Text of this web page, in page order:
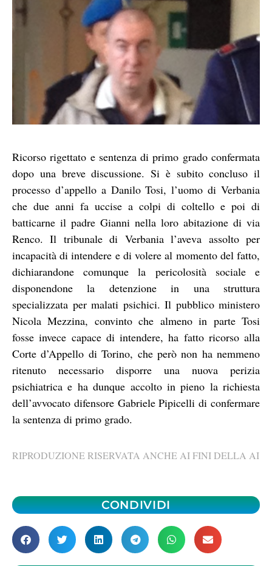
Ricorso rigettato e sentenza di primo grado confermata
dopo una breve discussione. Si è subito concluso il
processo d’appello a Danilo Tosi, l’uomo di Verbania
che due anni fa uccise a colpi di coltello e poi di
batticarne il padre Gianni nella loro abitazione di via
Renco. Il tribunale di Verbania l’aveva assolto per
incapacità di intendere e di volere al momento del fatto,
dichiarandone comunque la pericolosità sociale e
disponendone la detenzione in una struttura
specializzata per malati psichici. Il pubblico ministero
Nicola Mezzina, convinto che almeno in parte Tosi
fosse invece capace di intendere, ha fatto ricorso alla
Corte d’Appello di Torino, che però non ha nemmeno
ritenuto necessario disporre una nuova perizia
psichiatrica e ha dunque accolto in pieno la richiesta
dell’avvocato difensore Gabriele Pipicelli di confermare
la sentenza di primo grado.
RIPRODUZIONE RISERVATA ANCHE AI FINI DELLA AI
CONDIVIDI